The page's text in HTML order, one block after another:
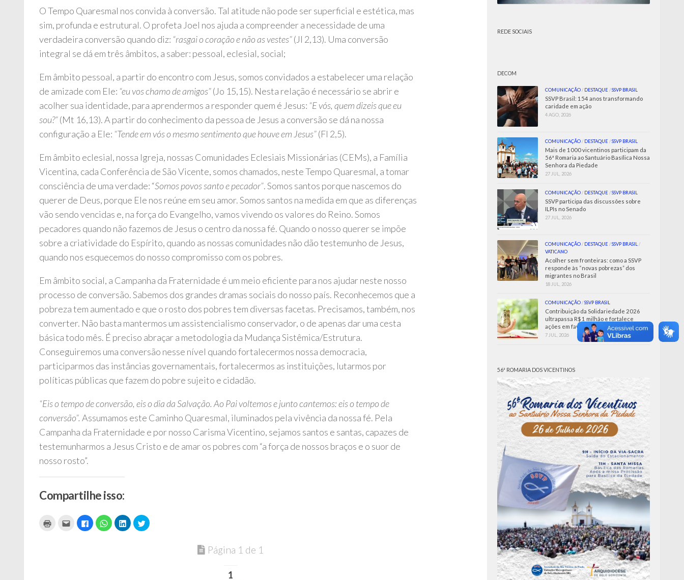
O Tempo Quaresmal nos convida à conversão. Tal atitude não pode ser superficial e estética, mas
sim, profunda e estrutural. O profeta Joel nos ajuda a compreender a necessidade de uma
verdadeira conversão quando diz: “rasgai o coração e não as vestes”(Jl 2,13). Uma conversão
integral se dá em três âmbitos, a saber: pessoal, eclesial, social;
Em âmbito pessoal, a partir do encontro com Jesus, somos convidados a estabelecer uma relação
de amizade com Ele: “eu vos chamo de amigos”(Jo 15,15). Nesta relação é necessário se abrir e
acolher sua identidade, para aprendermos a responder quem é Jesus: “E vós, quem dizeis que eu
sou?”(Mt 16,13). A partir do conhecimento da pessoa de Jesus a conversão se dá na nossa
configuração a Ele: “Tende em vós o mesmo sentimento que houve em Jesus”(Fl 2,5).
Em âmbito eclesial, nossa Igreja, nossas Comunidades Eclesiais Missionárias (CEMs), a Família
Vicentina, cada Conferência de São Vicente, somos chamados, neste Tempo Quaresmal, a tomar
consciência de uma verdade: “Somos povos santo e pecador”. Somos santos porque nascemos do
querer de Deus, porque Ele nos reúne em seu amor. Somos santos na medida em que as diferenças
vão sendo vencidas e, na força do Evangelho, vamos vivendo os valores do Reino. Somos
pecadores quando não fazemos de Jesus o centro da nossa fé. Quando o nosso querer se impõe
sobre a criatividade do Espírito, quando as nossas comunidades não dão testemunho de Jesus,
quando nos esquecemos do nosso compromisso com os pobres.
Em âmbito social, a Campanha da Fraternidade é um meio eficiente para nos ajudar neste nosso
processo de conversão. Sabemos dos grandes dramas sociais do nosso país. Reconhecemos que a
pobreza tem aumentado e que o rosto dos pobres tem diversas facetas. Precisamos, também, nos
converter. Não basta mantermos um assistencialismo conservador, o de apenas dar uma cesta
básica todo mês. É preciso abraçar a metodologia da Mudança Sistêmica/Estrutura.
Conseguiremos uma conversão nesse nível quando fortalecermos nossa democracia,
participarmos das instâncias governamentais, fortalecermos as instituições, lutarmos por
políticas públicas que fazem do pobre sujeito e cidadão.
“Eis o tempo de conversão, eis o dia da Salvação. Ao Pai voltemos e junto cantemos: eis o tempo de
conversão”. Assumamos este Caminho Quaresmal, iluminados pela vivência da nossa fé. Pela
Campanha da Fraternidade e por nosso Carisma Vicentino, sejamos santos e santas, capazes de
testemunharmos a Jesus Cristo e de amar os pobres com “a força de nossos braços e o suor de
nosso rosto”.
Compartilhe isso:
Clique
para
imprimir(abre
Clique
para
enviar
Clique
para
compartilhar
Clique
para
compartilhar
Clique
para
compartilhar
Clique
para
Página 1 de 1
1
REDE SOCIAIS
DECOM
COMUNICAÇÃO / DESTAQUE /SSVP BRASIL
SSVP Brasil: 154 anos transformando
caridade em ação
4 AGO, 2026
COMUNICAÇÃO / DESTAQUE /SSVP BRASIL
Mais de 1000 vicentinos participam da
56ª Romaria ao Santuário Basílica Nossa
Senhora da Piedade
27 JUL, 2026
COMUNICAÇÃO / DESTAQUE /SSVP BRASIL
SSVP participa das discussões sobre
ILPIs no Senado
27 JUL, 2026
COMUNICAÇÃO / DESTAQUE /SSVP BRASIL /
VATICANO
Acolher sem fronteiras: como a SSVP
responde às “novas pobrezas” dos
migrantes no Brasil
18 JUL, 2026
COMUNICAÇÃO /SSVP BRASIL
Contribuição da Solidariedade 2026
ultrapassa R$ 1 milhão e fortalece
ações em favor dos Pobres
7 JUL, 2026
56ª ROMARIA DOS VICENTINOS